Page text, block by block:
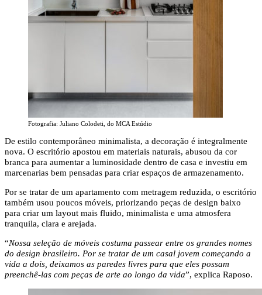
Fotografia: Juliano Colodeti, do MCA Estúdio
De estilo contemporâneo minimalista, a decoração é integralmente
nova. O escritório apostou em materiais naturais, abusou da cor
branca para aumentar a luminosidade dentro de casa e investiu em
marcenarias bem pensadas para criar espaços de armazenamento.
Por se tratar de um apartamento com metragem reduzida, o escritório
também usou poucos móveis, priorizando peças de design baixo
para criar um layout mais fluido, minimalista e uma atmosfera
tranquila, clara e arejada.
“Nossa seleção de móveis costuma passear entre os grandes nomes
do design brasileiro. Por se tratar de um casal jovem começando a
vida a dois, deixamos as paredes livres para que eles possam
preenchê-las com peças de arte ao longo da vida”, explica Raposo.